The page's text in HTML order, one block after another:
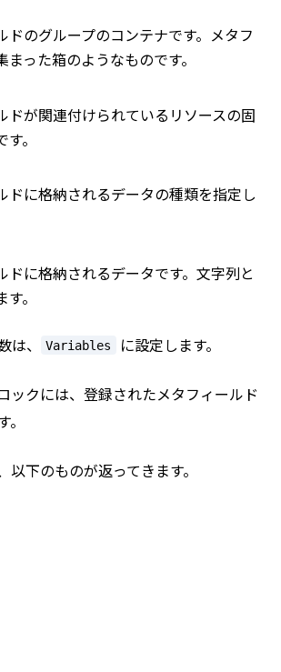
ドのグループのコンテナです。メタフ
まった箱のようなものです。
ドが関連付けられているリソースの固
。
ドに格納されるデータの種類を指定し
ドに格納されるデータです。文字列と
。
、 Variables に設定します。
ックには、登録されたメタフィールド
以下のものが返ってきます。